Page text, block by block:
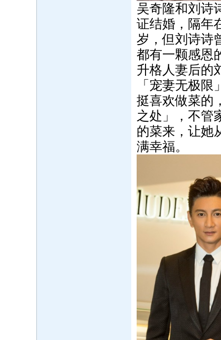
吴奇隆和刘诗
证结婚，隔年
岁，但刘诗诗
都有一颗感恩
升格人妻后的
「宠妻无极
挺喜欢做菜的
之处」，不管
的菜来，让她
满幸福。